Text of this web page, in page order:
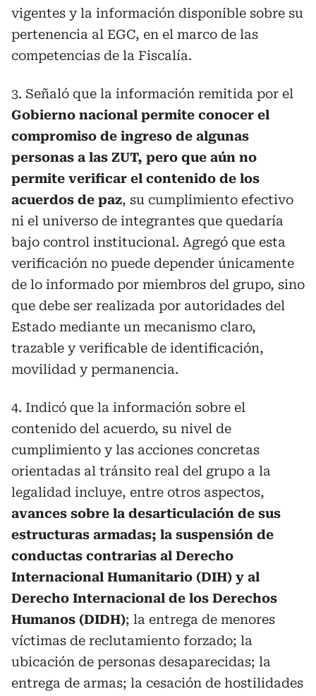
vigentes y la información disponible sobre su
pertenencia al EGC, en el marco de las
competencias de la Fiscalía.
3. Señaló que la información remitida por el
Gobierno nacional permite conocer el
compromiso de ingreso de algunas
personas a las ZUT, pero que aún no
permite verificar el contenido de los
acuerdos de paz, su cumplimiento efectivo
ni el universo de integrantes que quedaría
bajo control institucional. Agregó que esta
verificación no puede depender únicamente
de lo informado por miembros del grupo, sino
que debe ser realizada por autoridades del
Estado mediante un mecanismo claro,
trazable y verificable de identificación,
movilidad y permanencia.
4. Indicó que la información sobre el
contenido del acuerdo, su nivel de
cumplimiento y las acciones concretas
orientadas al tránsito real del grupo a la
legalidad incluye, entre otros aspectos,
avances sobre la desarticulación de sus
estructuras armadas; la suspensión de
conductas contrarias al Derecho
Internacional Humanitario (DIH) y al
Derecho Internacional de los Derechos
Humanos (DIDH); la entrega de menores
víctimas de reclutamiento forzado; la
ubicación de personas desaparecidas; la
entrega de armas; la cesación de hostilidades